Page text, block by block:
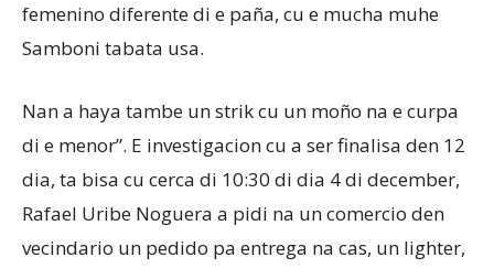
femenino diferente di e paña, cu e mucha muhe
Samboni tabata usa.
Nan a haya tambe un strik cu un moño na e curpa
di e menor”. E investigacion cu a ser finalisa den 12
dia, ta bisa cu cerca di 10:30 di dia 4 di december,
Rafael Uribe Noguera a pidi na un comercio den
vecindario un pedido pa entrega na cas, un lighter,